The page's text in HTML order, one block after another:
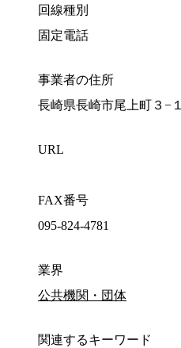
回線種別
固定電話
事業者の住所
長崎県長崎市尾上町３−１
URL
FAX番号
095-824-4781
業界
公共機関・団体
関連するキーワード